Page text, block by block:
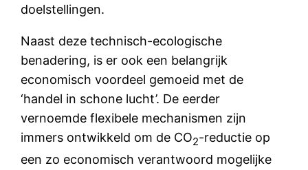
doelstellingen.
Naast deze technisch-ecologische
benadering, is er ook een belangrijk
economisch voordeel gemoeid met de
‘handel in schone lucht’. De eerder
vernoemde flexibele mechanismen zijn
immers ontwikkeld om de CO2-reductie op
een zo economisch verantwoord mogelijke